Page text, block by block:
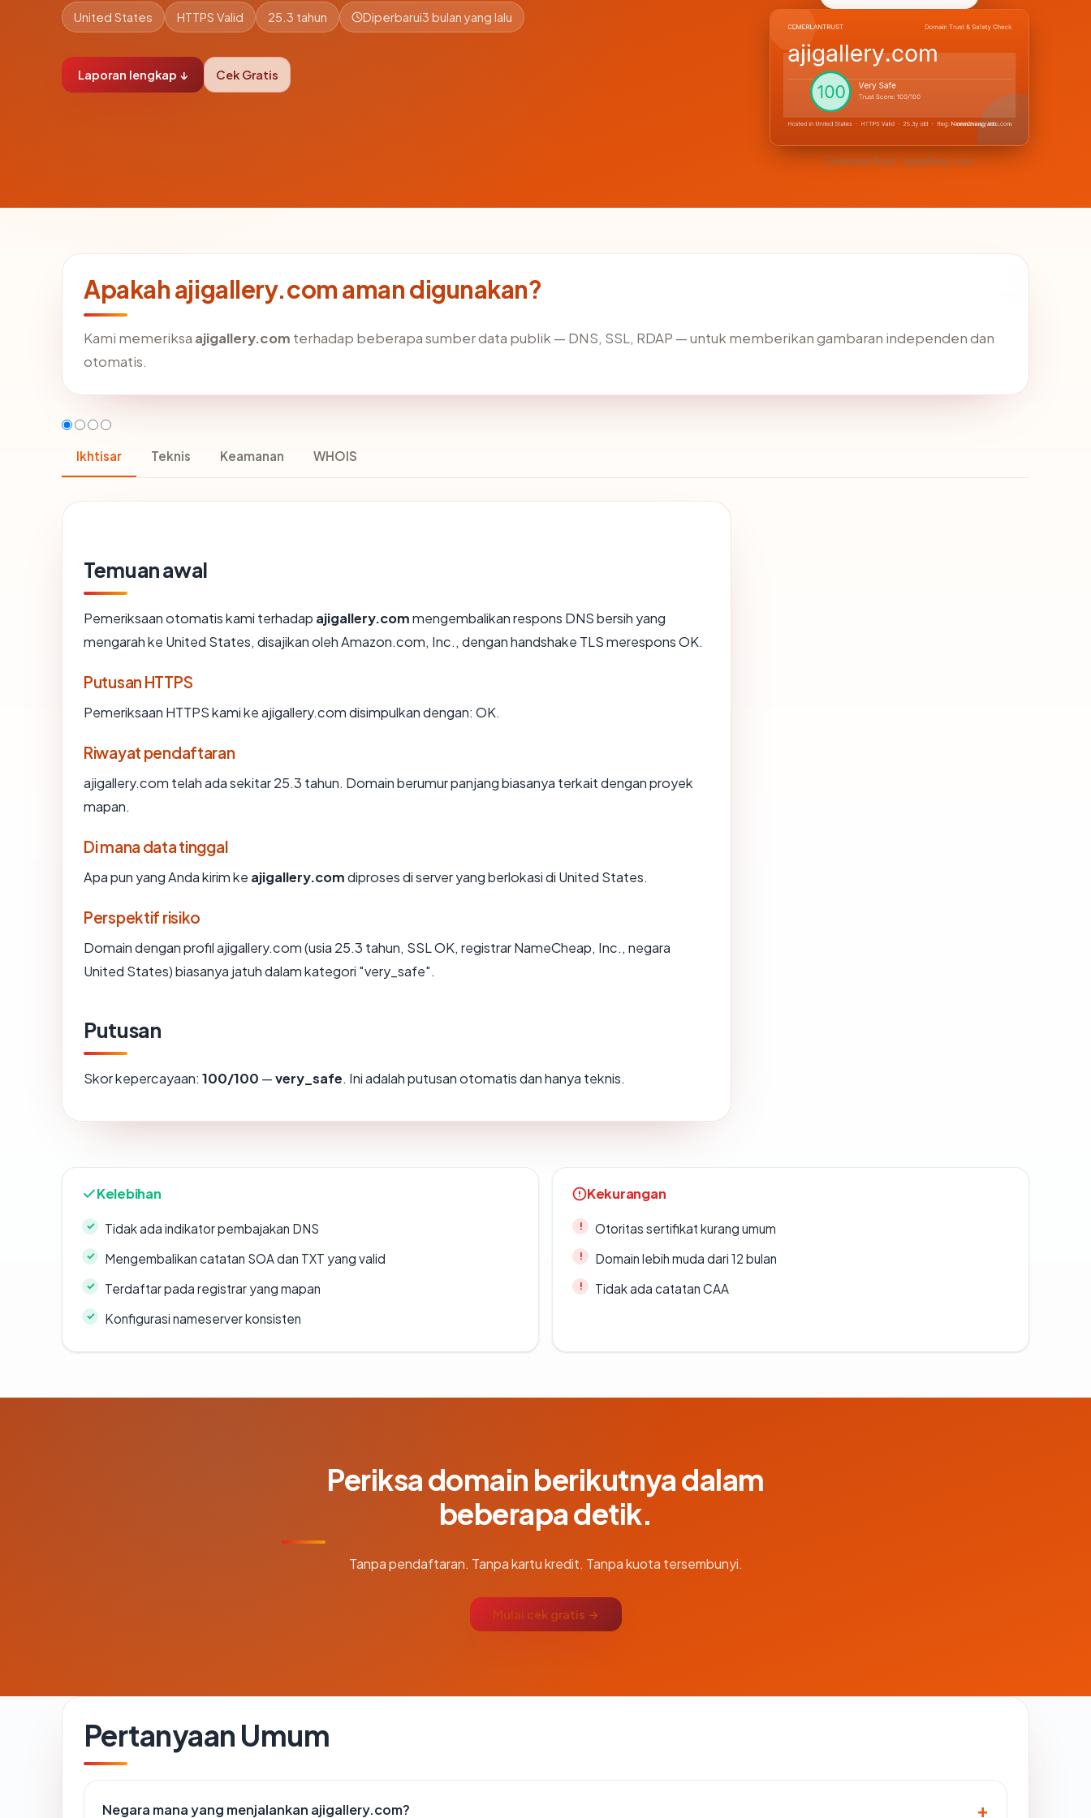
United States HTTPS Valid 25.3 tahun Diperbarui3 bulan yang lalu
Laporan lengkap ↓ Cek Gratis
CemerlanTrust · ajigallery.com
Apakah ajigallery.com aman digunakan?
Kami memeriksa ajigallery.com terhadap beberapa sumber data publik — DNS, SSL, RDAP — untuk memberikan gambaran independen dan
otomatis.
Ikhtisar Teknis Keamanan WHOIS
Temuan awal
Pemeriksaan otomatis kami terhadap ajigallery.commengembalikan respons DNS bersih yang
mengarah ke United States, disajikan oleh Amazon.com, Inc., dengan handshake TLS merespons OK.
Putusan HTTPS
Pemeriksaan HTTPS kami ke ajigallery.com disimpulkan dengan: OK.
Riwayat pendaftaran
ajigallery.com telah ada sekitar 25.3 tahun. Domain berumur panjang biasanya terkait dengan proyek
mapan.
Di mana data tinggal
Apa pun yang Anda kirim ke ajigallery.comdiproses di server yang berlokasi di United States.
Perspektif risiko
Domain dengan profil ajigallery.com (usia 25.3 tahun, SSL OK, registrar NameCheap, Inc., negara
United States) biasanya jatuh dalam kategori "very_safe".
Putusan
Skor kepercayaan: 100/100 —very_safe. Ini adalah putusan otomatis dan hanya teknis.
Kelebihan
Tidak ada indikator pembajakan DNS
Mengembalikan catatan SOA dan TXT yang valid
Terdaftar pada registrar yang mapan
Konfigurasi nameserver konsisten
Kekurangan
Otoritas sertifikat kurang umum
Domain lebih muda dari 12 bulan
Tidak ada catatan CAA
Periksa domain berikutnya dalam
beberapa detik.
Tanpa pendaftaran. Tanpa kartu kredit. Tanpa kuota tersembunyi.
Mulai cek gratis →
Pertanyaan Umum
Negara mana yang menjalankan ajigallery.com?